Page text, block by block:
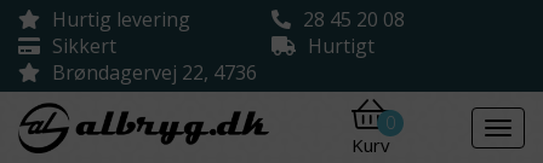
Hurtig levering
28 45 20 08
Sikkert
Hurtigt
Brøndagervej 22, 4736
0
Kurv